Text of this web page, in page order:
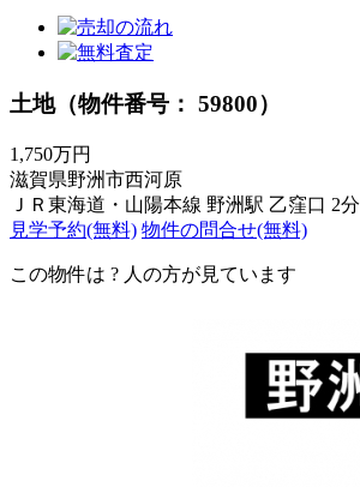
土地（物件番号： 59800）
1,750万円
滋賀県野洲市西河原
ＪＲ東海道・山陽本線 野洲駅 乙窪口 2分
見学予約(無料) 物件の問合せ(無料)
この物件は ? 人の方が見ています